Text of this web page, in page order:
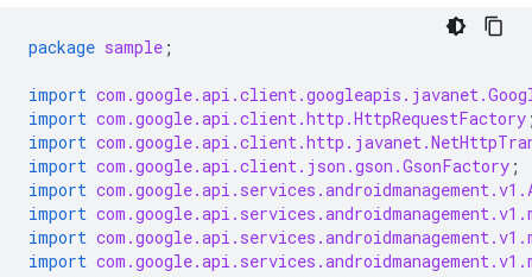
package sample ;
import
import com.google.api.client.http.HttpRequestFactory
import
import com.google.api.client.json.gson.GsonFactory ;
import
import
import
import